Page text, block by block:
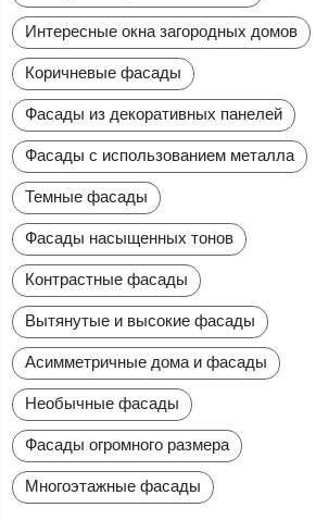
Интересные окна загородных домов
Коричневые фасады
Фасады из декоративных панелей
Фасады с использованием металла
Темные фасады
Фасады насыщенных тонов
Контрастные фасады
Вытянутые и высокие фасады
Асимметричные дома и фасады
Необычные фасады
Фасады огромного размера
Многоэтажные фасады